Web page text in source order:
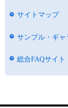
サイトマップ
サンプル・ギャ
総合FAQサイト